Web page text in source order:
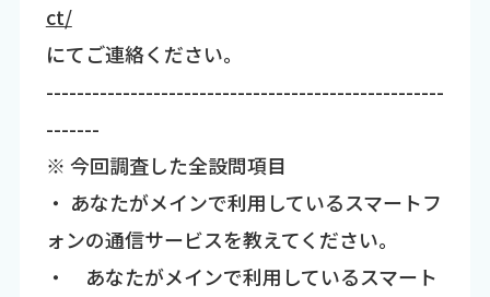
ct/
にてご連絡ください。
----------------------------------------------------
-------
※ 今回調査した全設問項目
・ あなたがメインで利用しているスマートフ
ォンの通信サービスを教えてください。
・ あなたがメインで利用しているスマート